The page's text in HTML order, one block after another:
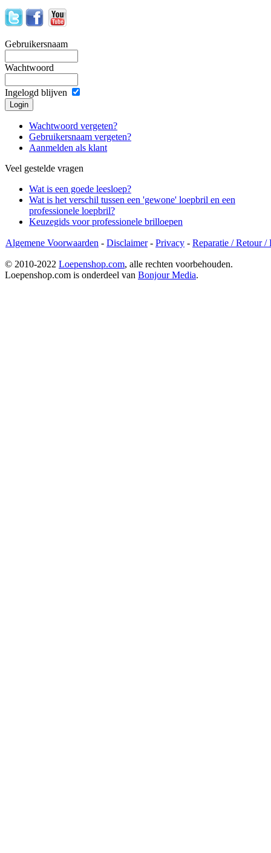
Gebruikersnaam
Wachtwoord
Ingelogd blijven
Wachtwoord vergeten?
Gebruikersnaam vergeten?
Aanmelden als klant
Veel gestelde vragen
Wat is een goede leesloep?
Wat is het verschil tussen een 'gewone' loepbril en een
professionele loepbril?
Keuzegids voor professionele brilloepen
Algemene Voorwaarden - Disclaimer- Privacy - Reparatie / Retour /
© 2010-2022 Loepenshop.com, alle rechten voorbehouden.
Loepenshop.com is onderdeel van Bonjour Media.